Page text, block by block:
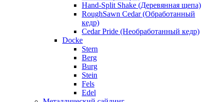
Hand-Split Shake (Деревянная щепа)
RoughSawn Cedar (Обработанный
кедр)
Cedar Pride (Необработанный кедр)
Docke
Stern
Berg
Burg
Stein
Fels
Edel